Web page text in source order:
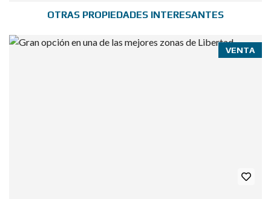
OTRAS PROPIEDADES INTERESANTES
VENTA